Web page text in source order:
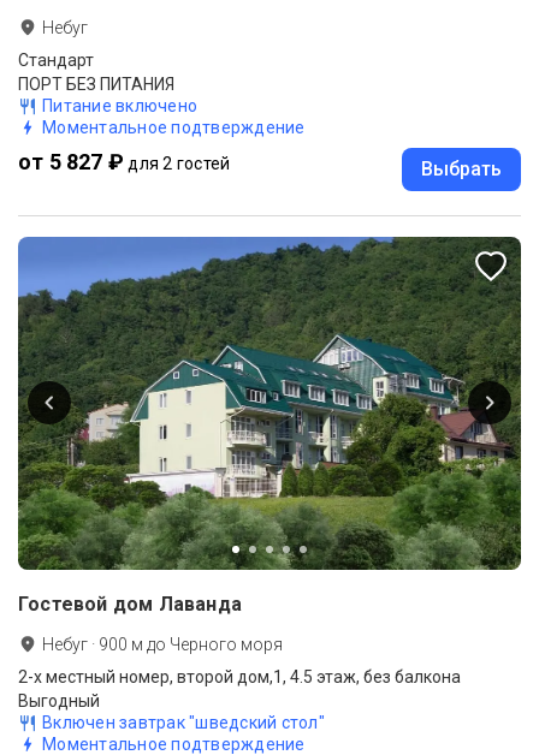
Небуг
Стандарт
ПОРТ БЕЗ ПИТАНИЯ
Питание включено
Моментальное подтверждение
от 5 827 ₽ для 2 гостей Выбрать
Гостевой дом Лаванда
Небуг · 900 м до Черного моря
2-х местный номер, второй дом,1, 4.5 этаж, без балкона
Выгодный
Включен завтрак "шведский стол"
Моментальное подтверждение